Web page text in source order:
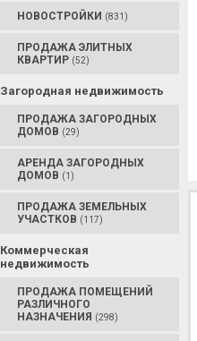
НОВОСТРОЙКИ (831)
ПРОДАЖА ЭЛИТНЫХ
КВАРТИР (52)
Загородная недвижимость
ПРОДАЖА ЗАГОРОДНЫХ
ДОМОВ (29)
АРЕНДА ЗАГОРОДНЫХ
ДОМОВ (1)
ПРОДАЖА ЗЕМЕЛЬНЫХ
УЧАСТКОВ (117)
Коммерческая
недвижимость
ПРОДАЖА ПОМЕЩЕНИЙ
РАЗЛИЧНОГО
НАЗНАЧЕНИЯ (298)